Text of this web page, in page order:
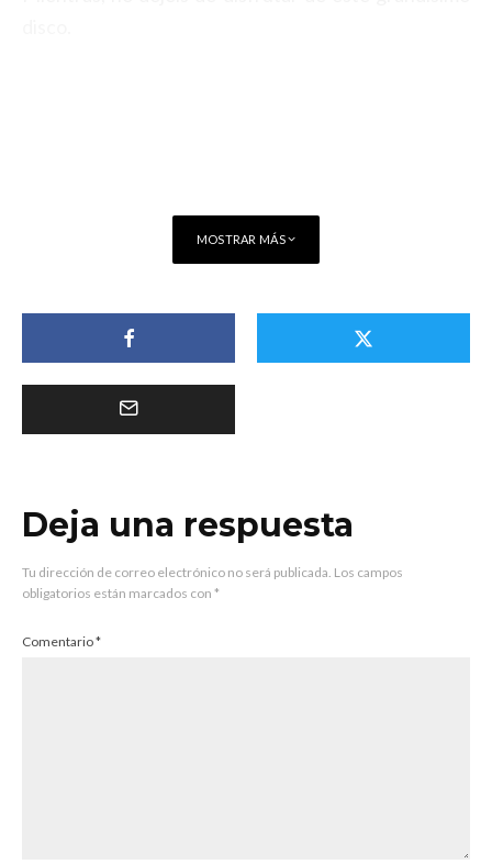
MOSTRAR MÁS
Deja una respuesta
Tu dirección de correo electrónico no será publicada. Los campos
obligatorios están marcados con *
Comentario*